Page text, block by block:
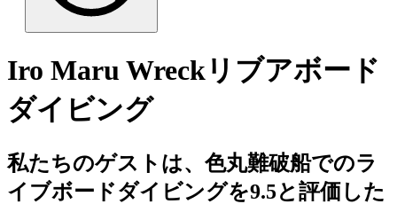
Iro Maru Wreckリブアボード
ダイビング
私たちのゲストは、色丸難破船でのラ
イブボードダイビングを9.5と評価した